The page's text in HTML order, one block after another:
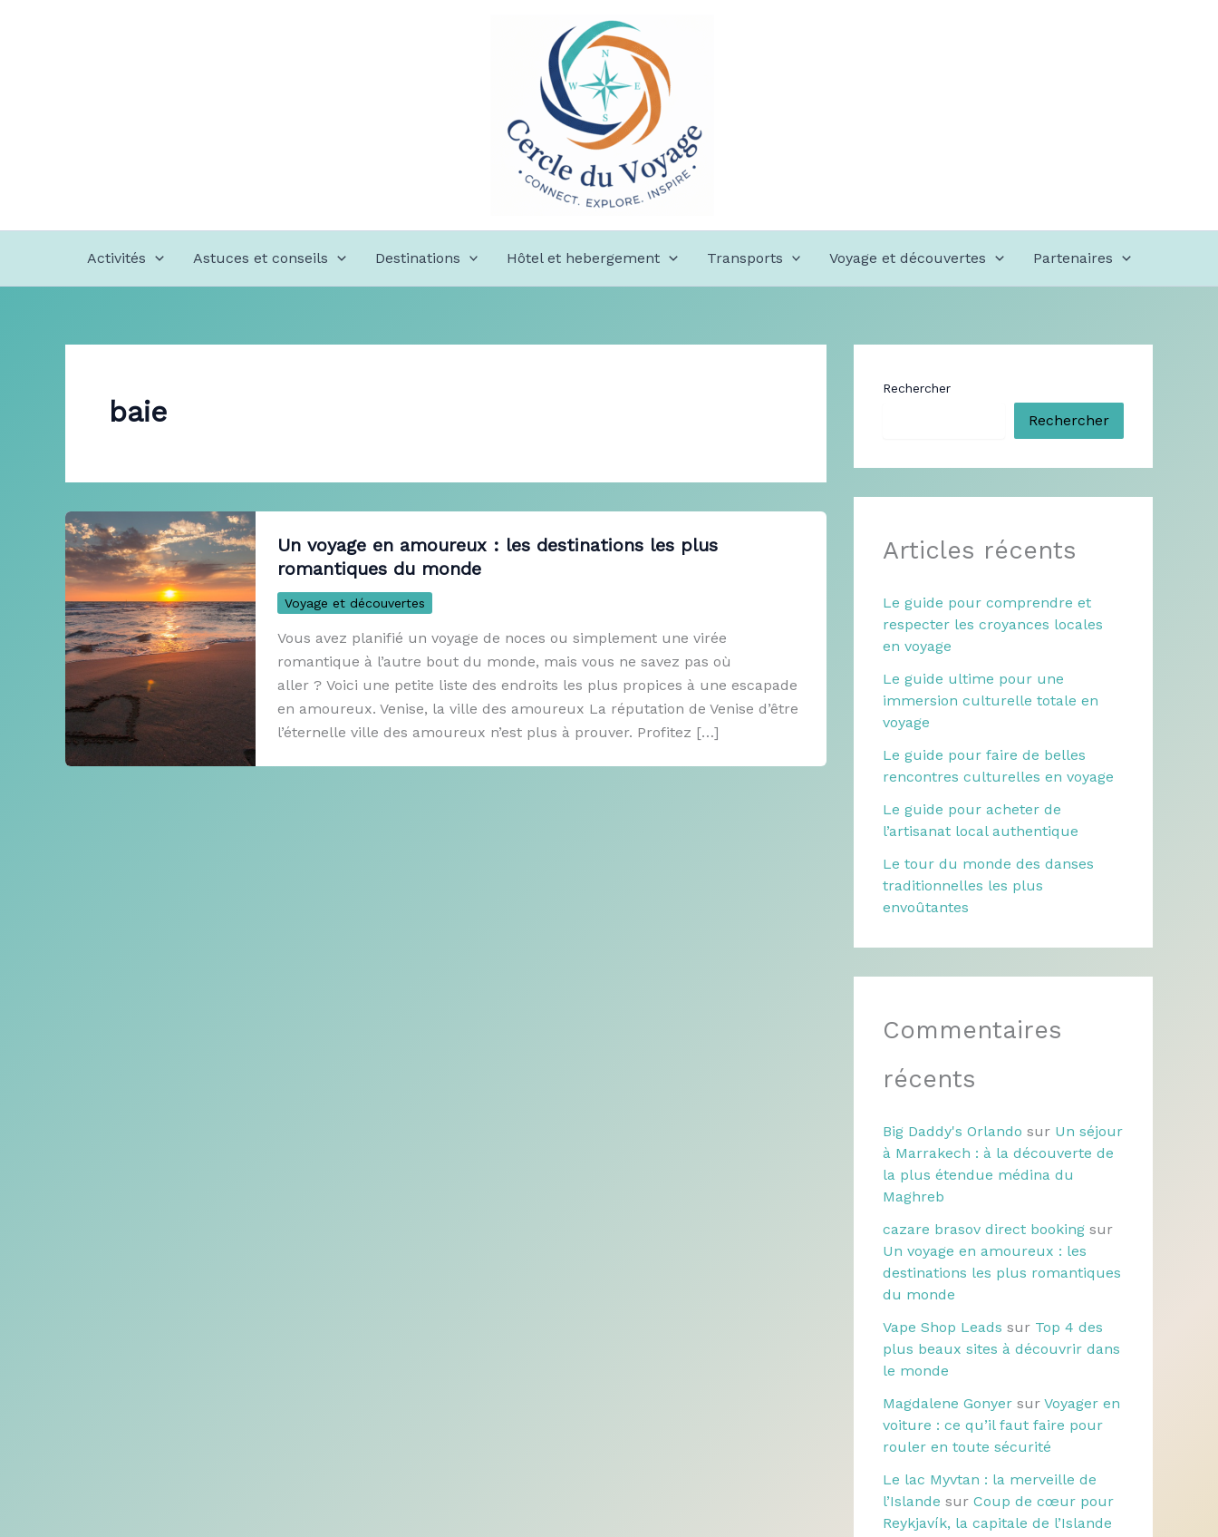
Activités Astuces et conseils Destinations Hôtel et hebergement Transports Voyage et découvertes Partenaires
baie
Un voyage en amoureux : les destinations les plus
romantiques du monde
Voyage et découvertes
Vous avez planifié un voyage de noces ou simplement une virée
romantique à l’autre bout du monde, mais vous ne savez pas où
aller ? Voici une petite liste des endroits les plus propices à une escapade
en amoureux. Venise, la ville des amoureux La réputation de Venise d’être
l’éternelle ville des amoureux n’est plus à prouver. Profitez […]
Rechercher
Rechercher
Articles récents
Le guide pour comprendre et
respecter les croyances locales
en voyage
Le guide ultime pour une
immersion culturelle totale en
voyage
Le guide pour faire de belles
rencontres culturelles en voyage
Le guide pour acheter de
l’artisanat local authentique
Le tour du monde des danses
traditionnelles les plus
envoûtantes
Commentaires
récents
Big Daddy's Orlando sur Un séjour
à Marrakech : à la découverte de
la plus étendue médina du
Maghreb
cazare brasov direct booking sur
Un voyage en amoureux : les
destinations les plus romantiques
du monde
Vape Shop Leads sur Top 4 des
plus beaux sites à découvrir dans
le monde
Magdalene Gonyer sur Voyager en
voiture : ce qu’il faut faire pour
rouler en toute sécurité
Le lac Myvtan : la merveille de
l’Islande sur Coup de cœur pour
Reykjavík, la capitale de l’Islande